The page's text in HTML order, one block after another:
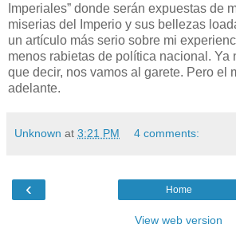
Imperiales” donde serán expuestas de
miserias del Imperio y sus bellezas
un artículo más serio sobre mi
menos rabietas de política nacional. Ya
que decir, nos vamos al garete. Pero el
adelante.
Unknown at 3:21 PM 4 comments:
‹ Home
View web version